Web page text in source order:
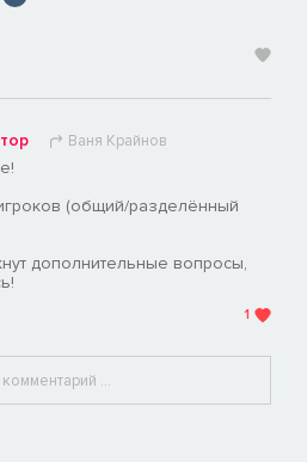
Ваня Крайнов
(общий/разделённый
дополнительные вопросы,
1